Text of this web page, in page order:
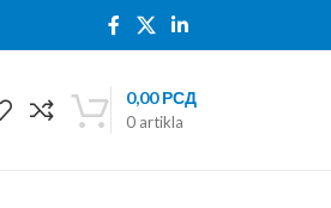
0 artikla
0,00РСД